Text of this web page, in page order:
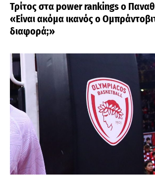
Τρίτος στα power rankings ο
«Είναι ακόμα ικανός ο
διαφορά;»